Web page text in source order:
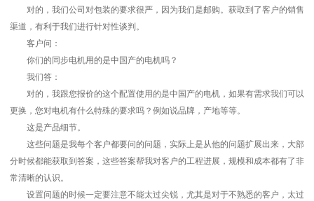
对的，我们公司对包装的要求很严，因为我们是邮购。获取到了客户的销售
渠道，有利于我们进行针对性谈判。
客户问：
你们的同步电机用的是中国产的电机吗？
我们答：
对的，我跟您报价的这个配置使用的是中国产的电机，如果有需求我们可以
更换，您对电机有什么特殊的要求吗？例如说品牌，产地等等。
这是产品细节。
这些问题是我每个客户都要问的问题，实际上是从他的问题扩展出来，大部
分时候都能获取到答案，这些答案帮我对客户的工程进展，规模和成本都有了非
常清晰的认识。
设置问题的时候一定要注意不能太过尖锐，尤其是对于不熟悉的客户，太过